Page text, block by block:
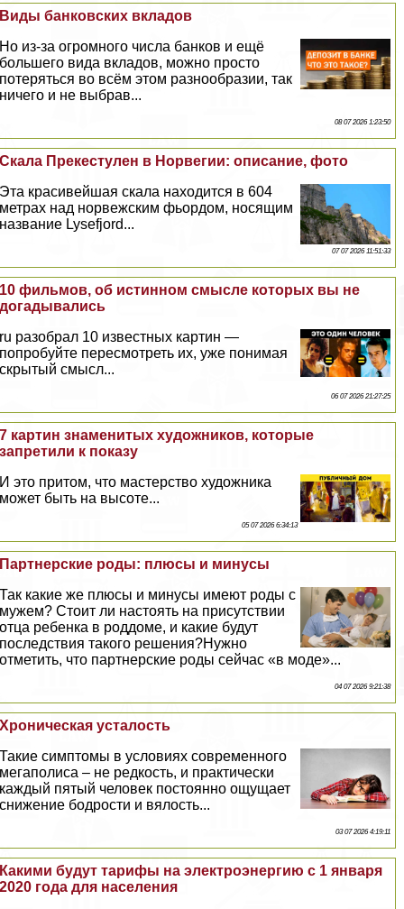
Виды банковских вкладов
Но из-за огромного числа банков и ещё
большего вида вкладов, можно просто
потеряться во всём этом разнообразии, так
ничего и не выбрав...
08 07 2026 1:23:50
Скала Прекестулен в Норвегии: описание, фото
Эта красивейшая скала находится в 604
метрах над норвежским фьордом, носящим
название Lysefjord...
07 07 2026 11:51:33
10 фильмов, об истинном смысле которых вы не
догадывались
ru разобрал 10 известных картин —
попробуйте пересмотреть их, уже понимая
скрытый смысл...
06 07 2026 21:27:25
7 картин знаменитых художников, которые
запретили к показу
И это притом, что мастерство художника
может быть на высоте...
05 07 2026 6:34:13
Партнерские роды: плюсы и минусы
Так какие же плюсы и минусы имеют роды с
мужем? Стоит ли настоять на присутствии
отца ребенка в роддоме, и какие будут
последствия такого решения?Нужно
отметить, что партнерские роды сейчас «в моде»...
04 07 2026 9:21:38
Хроническая усталость
Такие симптомы в условиях современного
мегаполиса – не редкость, и пpaктически
каждый пятый человек постоянно ощущает
снижение бодрости и вялость...
03 07 2026 4:19:11
Какими будут тарифы на электроэнергию с 1 января
2020 года для населения